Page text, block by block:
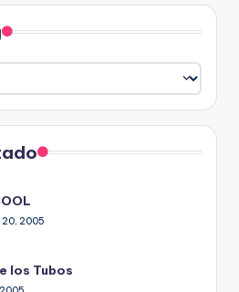
20, 2005
los Tubos